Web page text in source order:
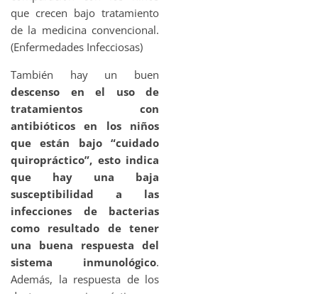
que crecen bajo tratamiento
de la medicina convencional.
(Enfermedades Infecciosas)
También hay un buen
descenso en el uso de
tratamientos con
antibióticos en los niños
que están bajo “cuidado
quiropráctico”, esto indica
que hay una baja
susceptibilidad a las
infecciones de bacterias
como resultado de tener
una buena respuesta del
sistema inmunológico.
Además, la respuesta de los